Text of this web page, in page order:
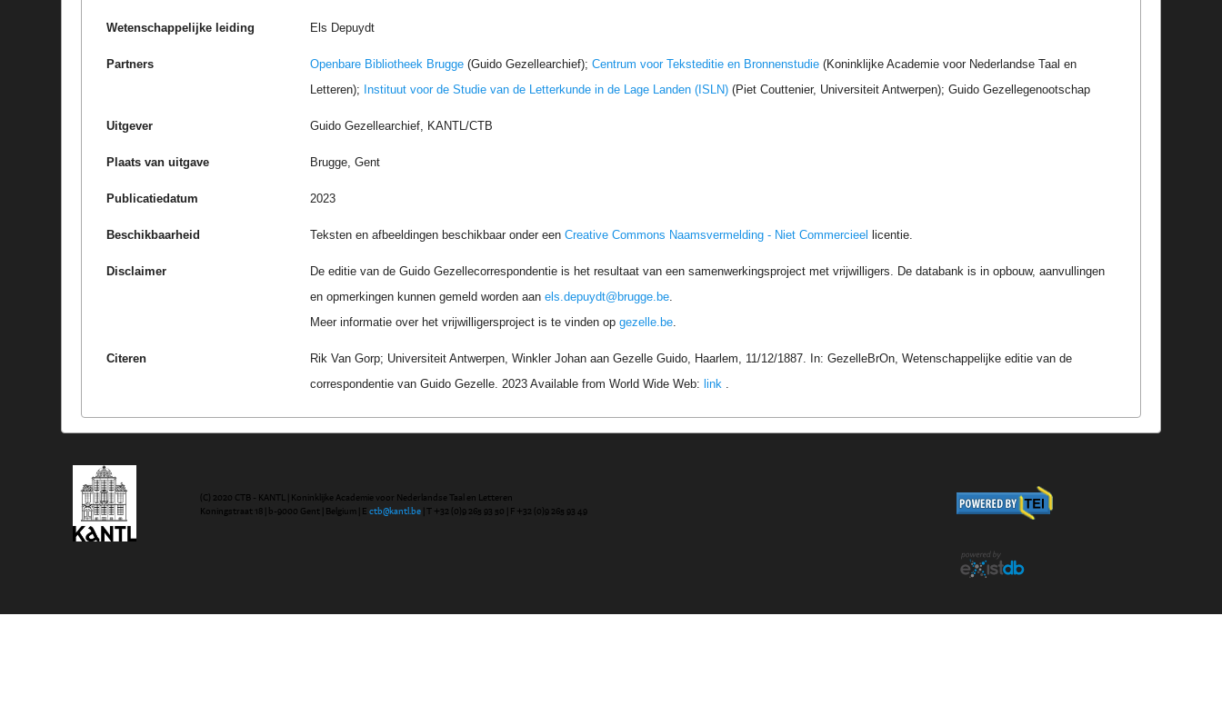
Wetenschappelijke leiding Els Depuydt
Partners Openbare Bibliotheek Brugge (Guido Gezellearchief);Centrum voor Teksteditie en Bronnenstudie (Koninklijke Academie voor Nederlandse Taal en
Letteren); Instituut voor de Studie van de Letterkunde in de Lage Landen (ISLN) (Piet Couttenier, Universiteit Antwerpen); Guido Gezellegenootschap
Uitgever Guido Gezellearchief, KANTL/CTB
Plaats van uitgave Brugge, Gent
Publicatiedatum 2023
Beschikbaarheid Teksten en afbeeldingen beschikbaar onder eenCreative Commons Naamsvermelding - Niet Commercieel licentie.
Disclaimer
De editie van de Guido Gezellecorrespondentie is het resultaat van een samenwerkingsproject met vrijwilligers. De databank is in opbouw, aanvullingen
en opmerkingen kunnen gemeld worden aanels.depuydt@brugge.be.
Meer informatie over het vrijwilligersproject is te vinden opgezelle.be.
Citeren
Rik Van Gorp; Universiteit Antwerpen, Winkler Johan aan Gezelle Guido, Haarlem, 11/12/1887. In: GezelleBrOn, Wetenschappelijke editie van de
correspondentie van Guido Gezelle. 2023 Available from World Wide Web: link .
(C) 2020 CTB - KANTL | Koninklijke Academie voor Nederlandse Taal en Letteren
Koningstraat 18 | b-9000 Gent | Belgium | Ectb@kantl.be | T +32 (0)9 265 93 50 | F +32 (0)9 265 93 49